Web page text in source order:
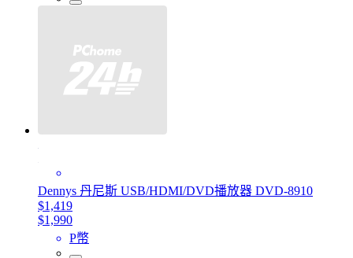
Dennys 丹尼斯 USB/HDMI/DVD播放器 DVD-8910
$1,419
$1,990
P幣